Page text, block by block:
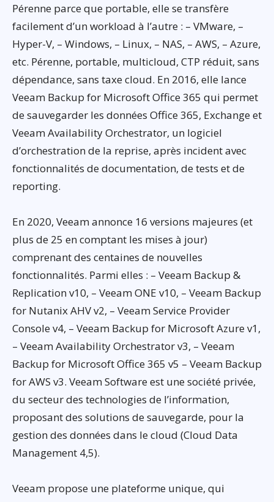
Pérenne parce que portable, elle se transfère
facilement d’un workload à l’autre : – VMware, –
Hyper-V, – Windows, – Linux, – NAS, – AWS, – Azure,
etc. Pérenne, portable, multicloud, CTP réduit, sans
dépendance, sans taxe cloud. En 2016, elle lance
Veeam Backup for Microsoft Office 365 qui permet
de sauvegarder les données Office 365, Exchange et
Veeam Availability Orchestrator, un logiciel
d’orchestration de la reprise, après incident avec
fonctionnalités de documentation, de tests et de
reporting.
En 2020, Veeam annonce 16 versions majeures (et
plus de 25 en comptant les mises à jour)
comprenant des centaines de nouvelles
fonctionnalités. Parmi elles : – Veeam Backup &
Replication v10, – Veeam ONE v10, – Veeam Backup
for Nutanix AHV v2, – Veeam Service Provider
Console v4, – Veeam Backup for Microsoft Azure v1,
– Veeam Availability Orchestrator v3, – Veeam
Backup for Microsoft Office 365 v5 – Veeam Backup
for AWS v3. Veeam Software est une société privée,
du secteur des technologies de l’information,
proposant des solutions de sauvegarde, pour la
gestion des données dans le cloud (Cloud Data
Management 4,5).
Veeam propose une plateforme unique, qui